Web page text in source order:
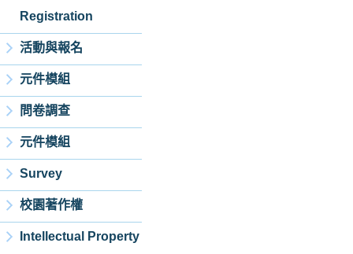
Registration
活動與報名
元件模組
問卷調查
元件模組
Survey
校園著作權
Intellectual Property